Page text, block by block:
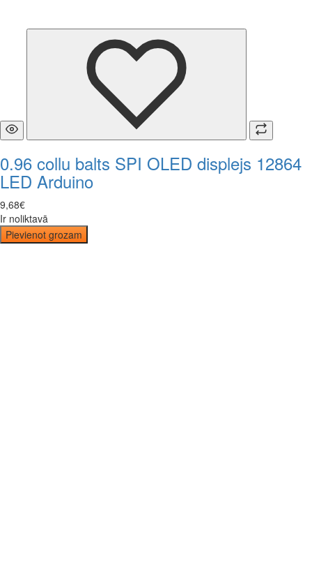
0.96 collu balts SPI OLED displejs 12864
LED Arduino
9,68€
Ir noliktavā
Pievienot grozam